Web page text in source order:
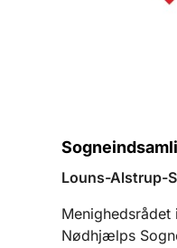
Louns-Alstrup-
Nødhjælps